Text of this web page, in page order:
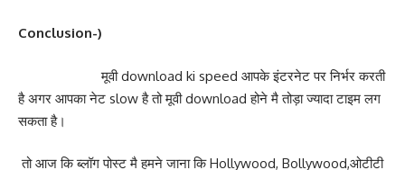
Conclusion-)
मूवी download ki speed आपके इंटरनेट पर निर्भर करती
है अगर आपका नेट slow है तो मूवी download होने मै तोड़ा ज्यादा टाइम लग
सकता है।
तो आज कि ब्लॉग पोस्ट मै हमने जाना कि Hollywood, Bollywood,ओटीटी